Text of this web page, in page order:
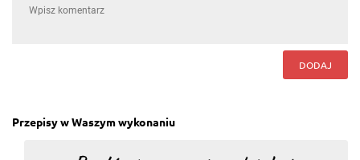
DODAJ
Przepisy w Waszym wykonaniu